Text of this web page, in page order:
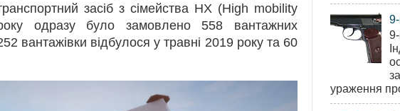
засіб з сімейства HX (High mobility
одразу було замовлено 558 вантажних
вантажівки відбулося у травні 2019 року та 60
ураження